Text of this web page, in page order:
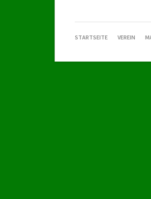
NAVIGATION
STARTSEITE VEREIN